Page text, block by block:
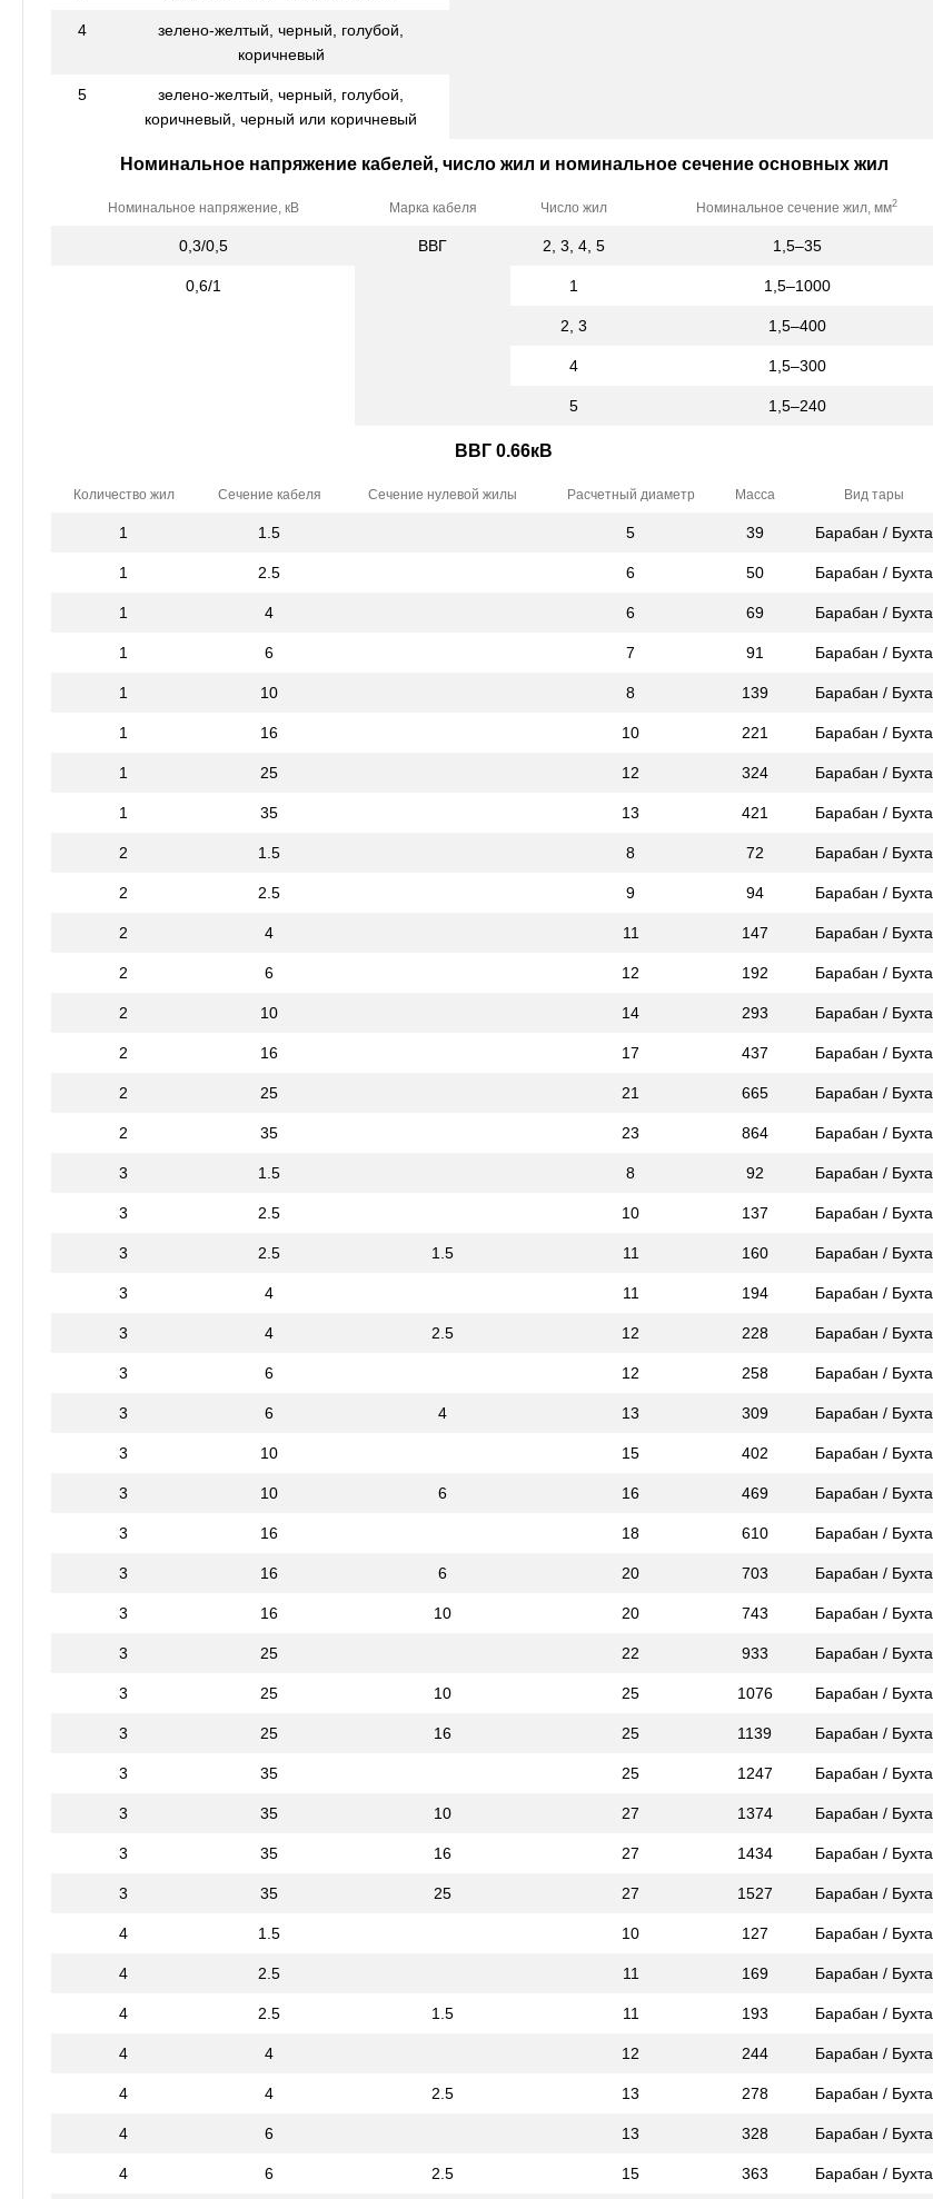
4
зелено-желтый, черный, голубой,
коричневый
5
зелено-желтый, черный, голубой,
коричневый, черный или коричневый
Номинальное напряжение кабелей, число жил и номинальное сечение основных жил
Номинальное напряжение, кВ Марка кабеля Число жил Номинальное сечение жил, мм2
0,3/0,5 ВВГ 2, 3, 4, 5 1,5–35
0,6/1 1 1,5–1000
2, 3 1,5–400
4 1,5–300
5 1,5–240
ВВГ 0.66кВ
Количество жил Сечение кабеля Сечение нулевой жилы Расчетный диаметр Масса Вид тары
1 1.5 5 39 Барабан / Бухта
1 2.5 6 50 Барабан / Бухта
1 4 6 69 Барабан / Бухта
1 6 7 91 Барабан / Бухта
1 10 8 139 Барабан / Бухта
1 16 10 221 Барабан / Бухта
1 25 12 324 Барабан / Бухта
1 35 13 421 Барабан / Бухта
2 1.5 8 72 Барабан / Бухта
2 2.5 9 94 Барабан / Бухта
2 4 11 147 Барабан / Бухта
2 6 12 192 Барабан / Бухта
2 10 14 293 Барабан / Бухта
2 16 17 437 Барабан / Бухта
2 25 21 665 Барабан / Бухта
2 35 23 864 Барабан / Бухта
3 1.5 8 92 Барабан / Бухта
3 2.5 10 137 Барабан / Бухта
3 2.5 1.5 11 160 Барабан / Бухта
3 4 11 194 Барабан / Бухта
3 4 2.5 12 228 Барабан / Бухта
3 6 12 258 Барабан / Бухта
3 6 4 13 309 Барабан / Бухта
3 10 15 402 Барабан / Бухта
3 10 6 16 469 Барабан / Бухта
3 16 18 610 Барабан / Бухта
3 16 6 20 703 Барабан / Бухта
3 16 10 20 743 Барабан / Бухта
3 25 22 933 Барабан / Бухта
3 25 10 25 1076 Барабан / Бухта
3 25 16 25 1139 Барабан / Бухта
3 35 25 1247 Барабан / Бухта
3 35 10 27 1374 Барабан / Бухта
3 35 16 27 1434 Барабан / Бухта
3 35 25 27 1527 Барабан / Бухта
4 1.5 10 127 Барабан / Бухта
4 2.5 11 169 Барабан / Бухта
4 2.5 1.5 11 193 Барабан / Бухта
4 4 12 244 Барабан / Бухта
4 4 2.5 13 278 Барабан / Бухта
4 6 13 328 Барабан / Бухта
4 6 2.5 15 363 Барабан / Бухта